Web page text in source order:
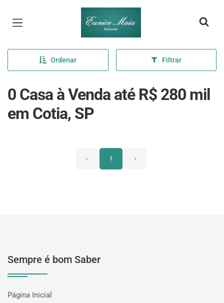
Página inicial
Ordenar Filtrar
0 Casa à Venda até R$ 280 mil
em Cotia, SP
‹ 1 ›
Sempre é bom Saber
Página Inicial